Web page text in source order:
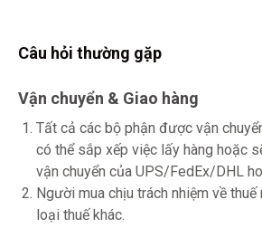
Câu hỏi thường gặp
Vận chuyển & Giao hàng
Tất cả các bộ phận được vận
có thể sắp xếp việc lấy hàng hoặc
vận chuyển của UPS/FedEx/DHL
Người mua chịu trách nhiệm về thuế
loại thuế khác.